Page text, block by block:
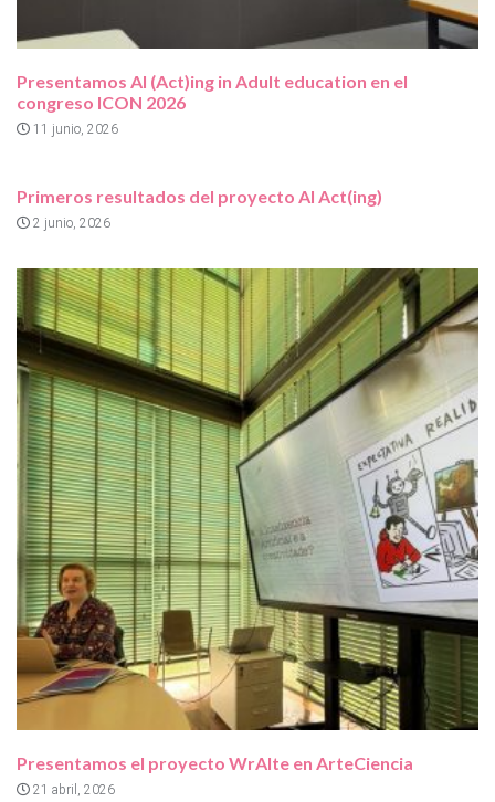
Presentamos AI (Act)ing in Adult education en el
congreso ICON 2026
11 junio, 2026
Primeros resultados del proyecto AI Act(ing)
2 junio, 2026
Presentamos el proyecto WrAIte en ArteCiencia
21 abril, 2026